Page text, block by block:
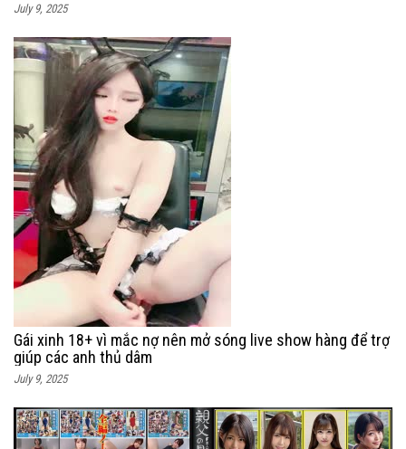
July 9, 2025
Gái xinh 18+ vì mắc nợ nên mở sóng live show hàng để trợ
giúp các anh thủ dâm
July 9, 2025